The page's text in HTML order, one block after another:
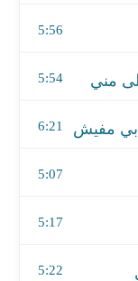
5:56
5:54
6:21
5:07
5:17
5:22 جيفاز